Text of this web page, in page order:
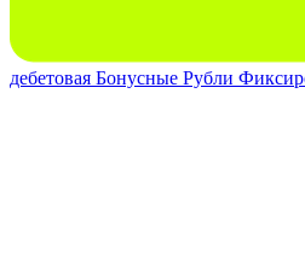
дебетовая Бонусные Рубли